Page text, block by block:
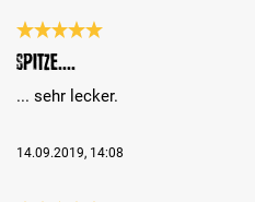
Review with rating of 5 out of 5
Spitze....
... sehr lecker.
14.09.2019, 14:08